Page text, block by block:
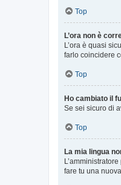
Top
L’ora non è
L’ora è quasi
farlo coincidere
Top
Ho cambiato il
Se sei sicuro di
Top
La mia lingua
fare tu una